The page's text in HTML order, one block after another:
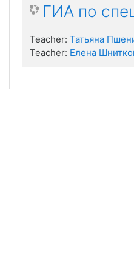
ГИА по
Teacher: Татьяна
Teacher: Елена